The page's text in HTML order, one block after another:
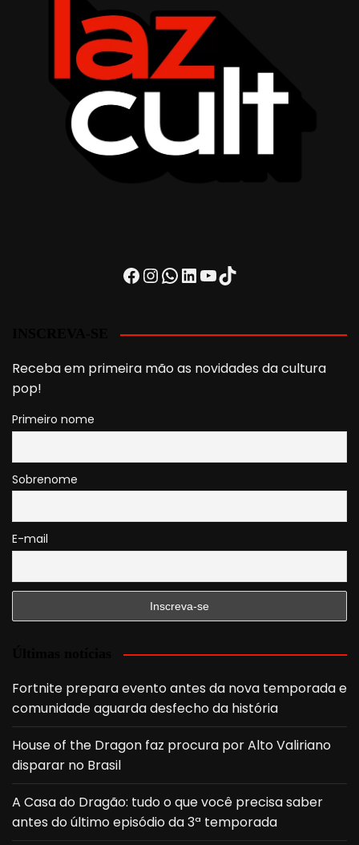
Facebook
Instagram
WhatsApp
LinkedIn
Youtube
TikTok
Receba em primeira mão as novidades da cultura
pop!
Primeiro nome
Sobrenome
E-mail
Fortnite prepara evento antes da nova temporada e
comunidade aguarda desfecho da história
House of the Dragon faz procura por Alto Valiriano
disparar no Brasil
A Casa do Dragão: tudo o que você precisa saber
antes do último episódio da 3ª temporada